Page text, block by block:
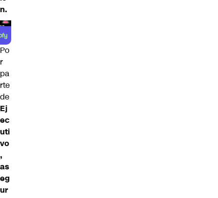
n.
Po
r
pa
rte
de
Ej
ec
uti
vo
,
as
eg
ur